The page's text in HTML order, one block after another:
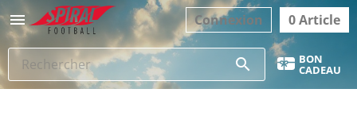
 0 Article
Connexion
search BON
CADEAU